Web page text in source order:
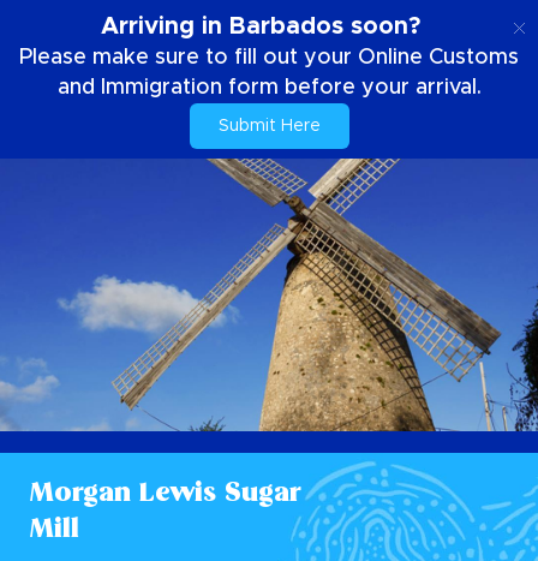
Arriving in Barbados soon?
Please make sure to fill out your Online Customs
and Immigration form before your arrival.
Submit Here
Morgan Lewis Sugar
Mill